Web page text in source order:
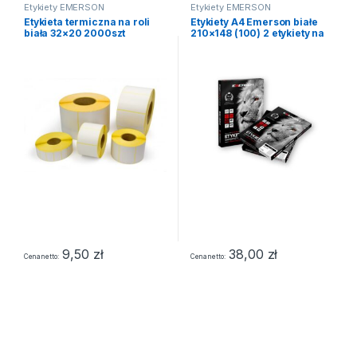
Etykiety EMERSON
Etykieta termiczna na roli
biała 32×20 2000szt
Cena netto 9,50 zł
Etykiety EMERSON
Etykiety A4 Emerson białe
210×148 (100) 2 etykiety na
Cena netto 38,00 zł